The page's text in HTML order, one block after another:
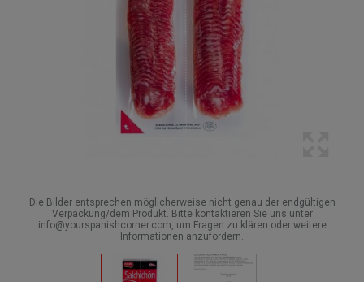
Die Bilder entsprechen möglicherweise nicht genau der endgültigen
Verpackung/dem Produkt. Bitte kontaktieren Sie uns unter
info@yourspanishcorner.com, um Fragen zu klären oder weitere
Informationen anzufordern.